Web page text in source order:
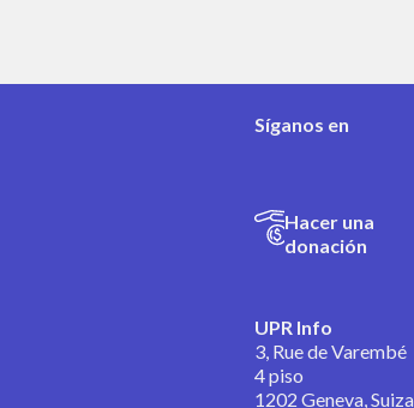
Síganos en
Hacer una
donación
UPR Info
3, Rue de Varembé
4 piso
1202 Geneva, Suiza